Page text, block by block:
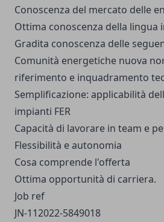
Conoscenza del mercato delle
Ottima conoscenza della lingua
Gradita conoscenza delle
Comunità energetiche nuova
riferimento e inquadramento
Semplificazione: applicabilità
impianti FER
Capacità di lavorare in team e
Flessibilità e autonomia
Cosa comprende l'offerta
Ottima opportunità di carriera.
Job ref
JN-112022-5849018